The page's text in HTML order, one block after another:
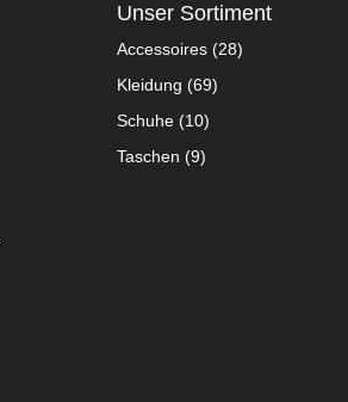
Unser Sortiment
Accessoires (28)
Kleidung (69)
Schuhe (10)
Taschen (9)